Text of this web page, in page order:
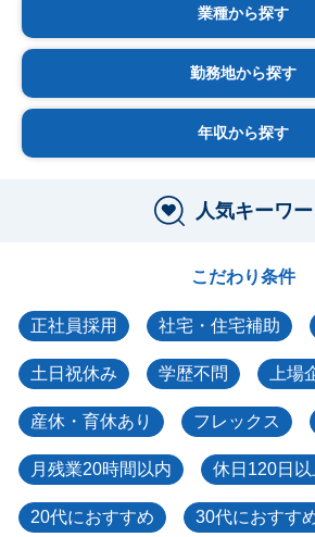
業種から探す
勤務地から探す
年収から探す
人気キーワ
こだわり条件
正社員採用 社宅・住宅補助
土日祝休み 学歴不問 上場
産休・育休あり フレックス
月残業20時間以内 休日120日以
20代におすすめ 30代におすす